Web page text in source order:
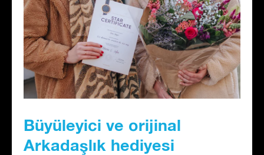
Büyüleyici ve orijinal
Arkadaşlık hediyesi